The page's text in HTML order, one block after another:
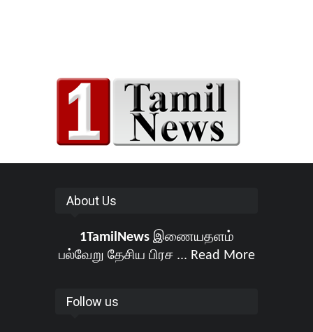
About Us
1TamilNewsஇணையதளம்
பல்வேறு தேசிய பிரச ... Read More
Follow us